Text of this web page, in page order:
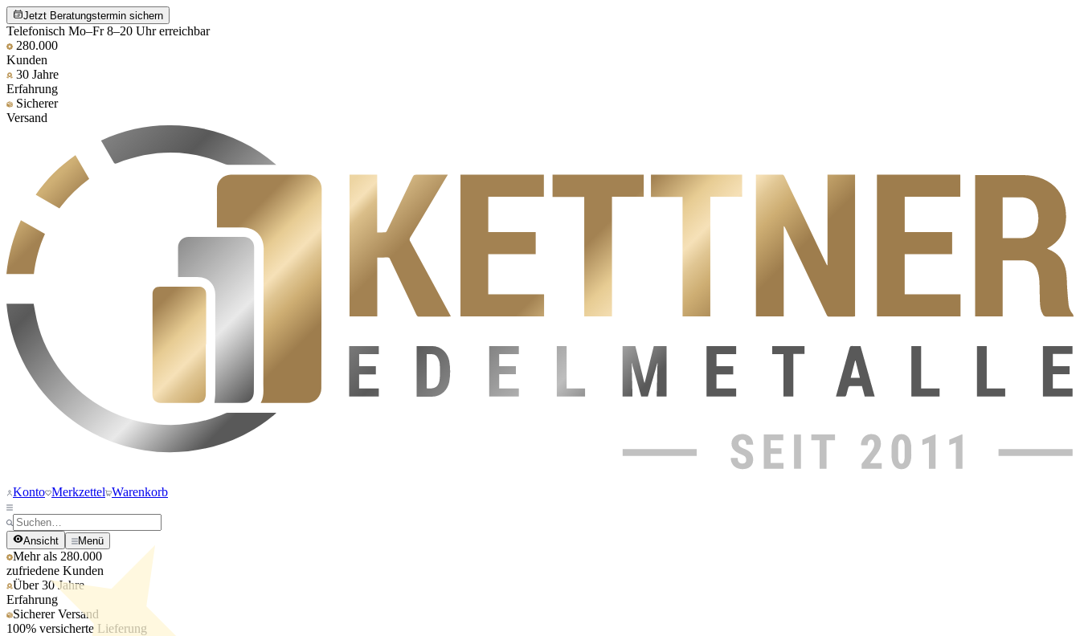
Jetzt Beratungstermin sichern
Telefonisch Mo–Fr 8–20 Uhr erreichbar
280.000
Kunden
30 Jahre
Erfahrung
Sicherer
Versand
Konto Merkzettel Warenkorb
Ansicht Menü
Mehr als 280.000
zufriedene Kunden
Über 30 Jahre
Erfahrung
Sicherer Versand
100% versicherte Lieferung